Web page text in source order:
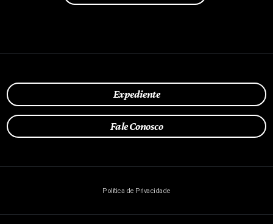
Expediente
Fale Conosco
Política de Privacidade